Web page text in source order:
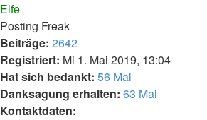
Elfe
Posting Freak
Beiträge: 2642
Registriert: Mi 1. Mai 2019, 13:04
Hat sich bedankt: 56 Mal
Danksagung erhalten: 63 Mal
Kontaktdaten: